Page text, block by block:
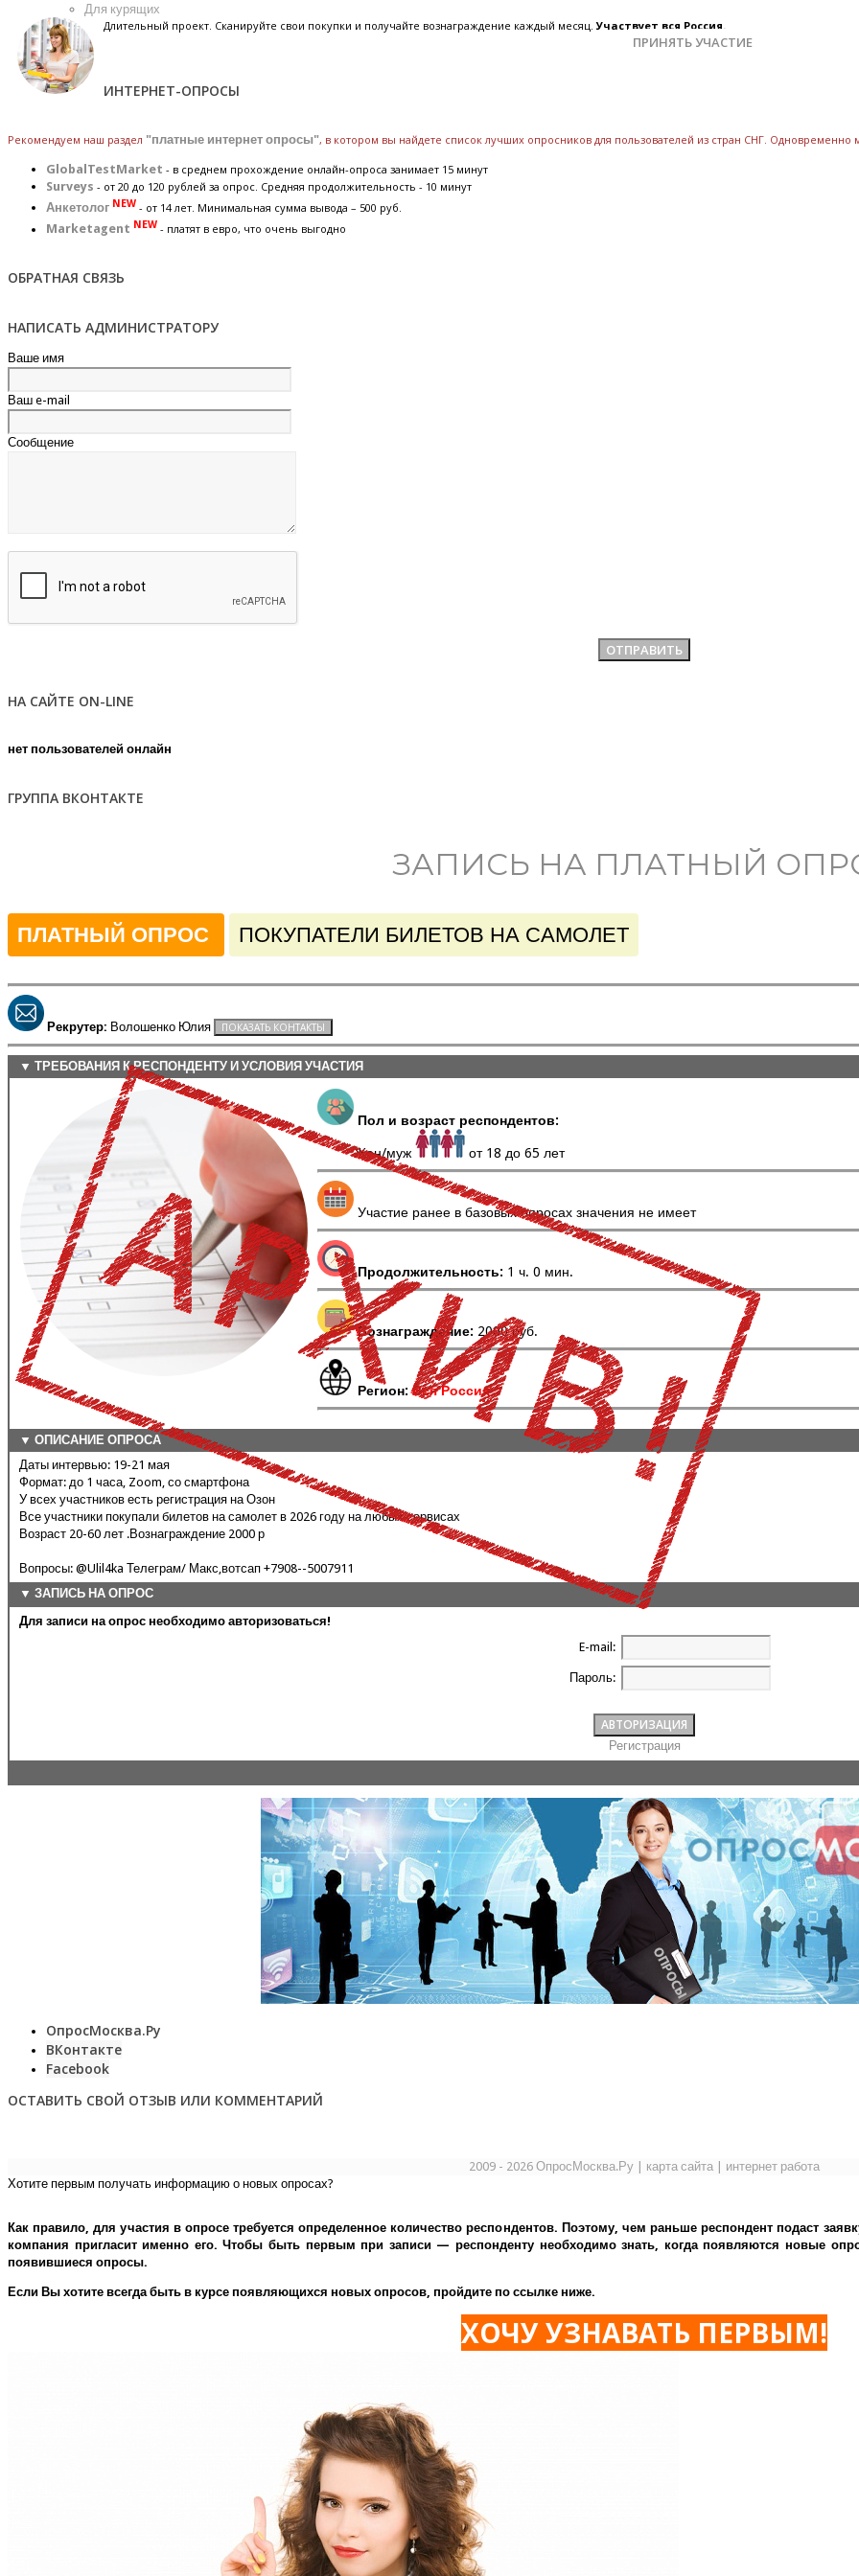
Для курящих
Длительный проект. Сканируйте свои покупки и получайте вознаграждение каждый месяц.Участвует вся Россия.
ПРИНЯТЬ УЧАСТИЕ
ИНТЕРНЕТ-ОПРОСЫ
Рекомендуем наш раздел "платные интернет опросы", в котором вы найдете список лучших опросников для пользователей из стран СНГ. Одновременно
GlobalTestMarket - в среднем прохождение онлайн-опроса занимает 15 минут
Surveys - от 20 до 120 рублей за опрос. Средняя продолжительность - 10 минут
Анкетолог NEW - от 14 лет. Минимальная сумма вывода – 500 руб.
Marketagent NEW - платят в евро, что очень выгодно
ОБРАТНАЯ СВЯЗЬ
НАПИСАТЬ АДМИНИСТРАТОРУ
Ваше имя
Ваш e-mail
Сообщение
НА САЙТЕ ON-LINE
нет пользователей онлайн
ГРУППА ВКОНТАКТЕ
ЗАПИСЬ НА ПЛАТНЫЙ
ПЛАТНЫЙ ОПРОС ПОКУПАТЕЛИ БИЛЕТОВ НА САМОЛЕТ
Рекрутер: Волошенко Юлия
▼ ТРЕБОВАНИЯ К РЕСПОНДЕНТУ И УСЛОВИЯ УЧАСТИЯ
Пол и возраст респондентов:
Жен/муж от 18 до 65 лет
Участие ранее в базовых опросах значения не имеет
Продолжительность: 1 ч. 0 мин.
Вознаграждение: 2000 руб.
Регион:Вся Россия
▼ ОПИСАНИЕ ОПРОСА
Даты интервью: 19-21 мая
Формат: до 1 часа, Zoom, со смартфона
У всех участников есть регистрация на Озон
Все участники покупали билетов на самолет в 2026 году на любых сервисах
Возраст 20-60 лет .Вознаграждение 2000 р
Вопросы: @Ulil4ka Телеграм/ Макс,вотсап +7908--5007911
▼ ЗАПИСЬ НА ОПРОС
Для записи на опрос необходимо авторизоваться!
E-mail:
Пароль:
Регистрация
ОпросМосква.Ру
ВКонтакте
Facebook
ОСТАВИТЬ СВОЙ ОТЗЫВ ИЛИ КОММЕНТАРИЙ
2009 - 2026 ОпросМосква.Ру карта сайта
интернет работа
Хотите первым получать информацию о новых опросах?
Как правило, для участия в опросе требуется определенное количество респондентов. Поэтому, чем раньше респондент подаст
компания пригласит именно его.Чтобы быть первым при записи — респонденту необходимо знать, когда появляются новые
появившиеся опросы.
Если Вы хотите всегда быть в курсе появляющихся новых опросов, пройдите по ссылке ниже.
ХОЧУ УЗНАВАТЬ ПЕРВЫМ!